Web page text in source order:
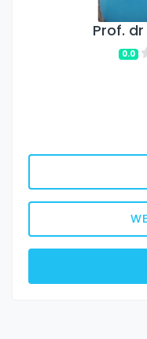
Prof.
0.0